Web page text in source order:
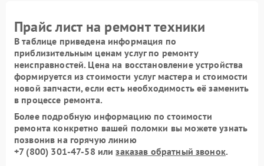
Прайс лист на ремонт техники
В таблице приведена информация по
приблизительным ценам услуг по ремонту
неисправностей. Цена на восстановление устройства
формируется из стоимости услуг мастера и стоимости
новой запчасти, если есть необходимость её заменить
в процессе ремонта.
Более подробную информацию по стоимости
ремонта конкретно вашей поломки вы можете узнать
позвонив на горячую линию
+7 (800) 301-47-58 илизаказав обратный звонок.